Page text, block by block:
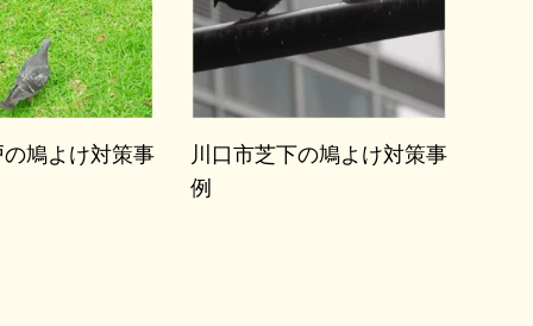
鳩よけ対策事
川口市芝下の鳩よけ対策事
例